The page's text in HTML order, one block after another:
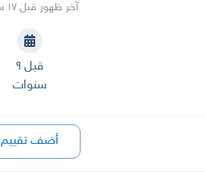
آخر ظهور قبل ١٧ ساعة
قبل ٩
سنوات
أضف تقييم